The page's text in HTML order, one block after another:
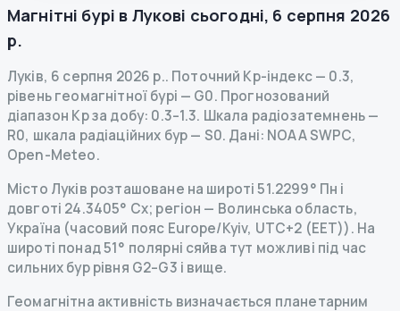
Магнітні бурі в Лукові сьогодні, 6 серпня 2026
р.
Луків, 6 серпня 2026 р.. Поточний Kp-індекс— 0.3,
рівень геомагнітної бурі — G0. Прогнозований
діапазон Kp за добу: 0.3–1.3. Шкала радіозатемнень—
R0, шкала радіаційних бур— S0. Дані: NOAA SWPC,
Open-Meteo.
Місто Луків розташоване на широті 51.2299° Пн і
довготі 24.3405° Сх; регіон — Волинська область,
Україна (часовий пояс Europe/Kyiv, UTC+2 (EET)). На
широті понад 51° полярні сяйва тут можливі під час
сильних бур рівня G2–G3 і вище.
Геомагнітна активність визначається планетарним